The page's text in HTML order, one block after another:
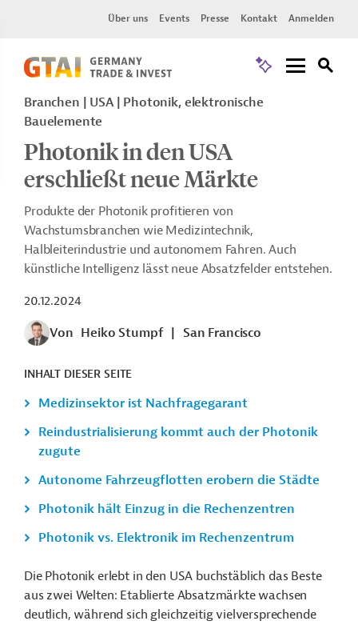
Über uns Events Presse Kontakt Anmelden
Branchen | USA | Photonik, elektronische
Bauelemente
Photonik in den USA
erschließt neue Märkte
Produkte der Photonik profitieren von
Wachstumsbranchen wie Medizintechnik,
Halbleiterindustrie und autonomem Fahren. Auch
künstliche Intelligenz lässt neue Absatzfelder entstehen.
20.12.2024
Von Heiko Stumpf San Francisco
INHALT DIESER SEITE
Medizinsektor ist Nachfragegarant
Reindustrialisierung kommt auch der Photonik
zugute
Autonome Fahrzeugflotten erobern die Städte
Photonik hält Einzug in die Rechenzentren
Photonik vs. Elektronik im Rechenzentrum
Die Photonik erlebt in den USA buchstäblich das Beste
aus zwei Welten: Etablierte Absatzmärkte wachsen
deutlich, während sich gleichzeitig vielversprechende